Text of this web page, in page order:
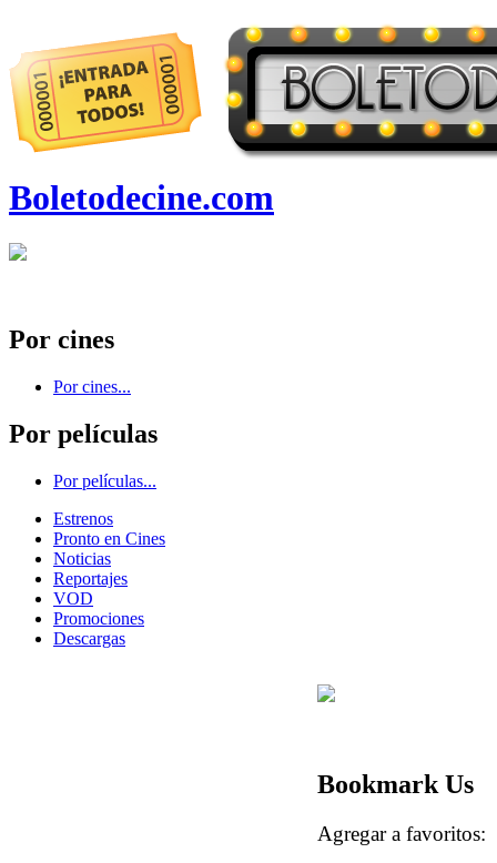
Boletodecine.com
Por cines
Por cines...
Por películas
Por películas...
Estrenos
Pronto en Cines
Noticias
Reportajes
VOD
Promociones
Descargas
Bookmark Us
Agregar a